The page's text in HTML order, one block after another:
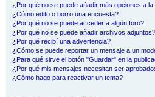
¿Por qué no se puede añadir más opciones a
¿Cómo edito o borro una encuesta?
¿Por qué no se puede acceder a algún foro?
¿Por qué no se puede añadir archivos adjuntos?
¿Por qué recibí una advertencia?
¿Cómo se puede reportar un mensaje a un
¿Para qué sirve el botón "Guardar" en la
¿Por qué mis mensajes necesitan ser
¿Cómo hago para reactivar un tema?